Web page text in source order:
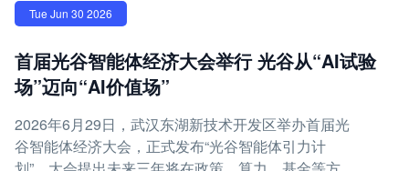
Tue Jun 30 2026
首届光谷智能体经济大会举行 光谷从“AI试验
场”迈向“AI价值场”
2026年6月29日，武汉东湖新技术开发区举办首届光
谷智能体经济大会，正式发布“光谷智能体引力计